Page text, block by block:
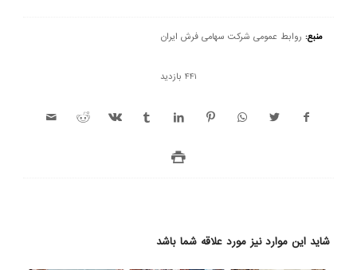
منبع: روابط عمومی شرکت سهامی فرش ایران
441 بازدید
شاید این موارد نیز مورد علاقه شما باشد